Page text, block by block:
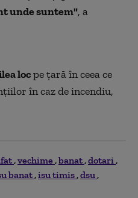
unde suntem", a
locpe ţară în ceea ce
în caz de incendiu,
vechime banat dotari
banat isu timis dsu